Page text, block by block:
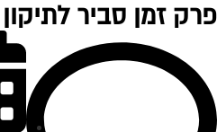
זמן סביר לתיקון